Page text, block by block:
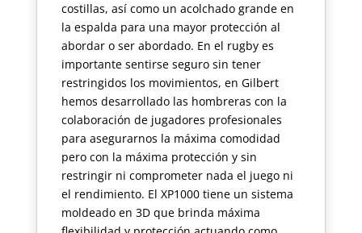
costillas, así como un acolchado grande en
la espalda para una mayor protección al
abordar o ser abordado. En el rugby es
importante sentirse seguro sin tener
restringidos los movimientos, en Gilbert
hemos desarrollado las hombreras con la
colaboración de jugadores profesionales
para asegurarnos la máxima comodidad
pero con la máxima protección y sin
restringir ni comprometer nada el juego ni
el rendimiento. El XP1000 tiene un sistema
moldeado en 3D que brinda máxima